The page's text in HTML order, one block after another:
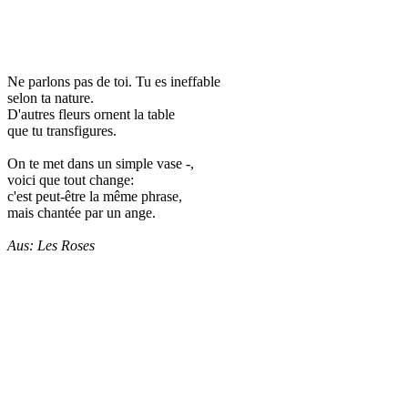
Ne parlons pas de toi. Tu es ineffable
selon ta nature.
D'autres fleurs ornent la table
que tu transfigures.
On te met dans un simple vase -,
voici que tout change:
c'est peut-être la même phrase,
mais chantée par un ange.
Aus: Les Roses